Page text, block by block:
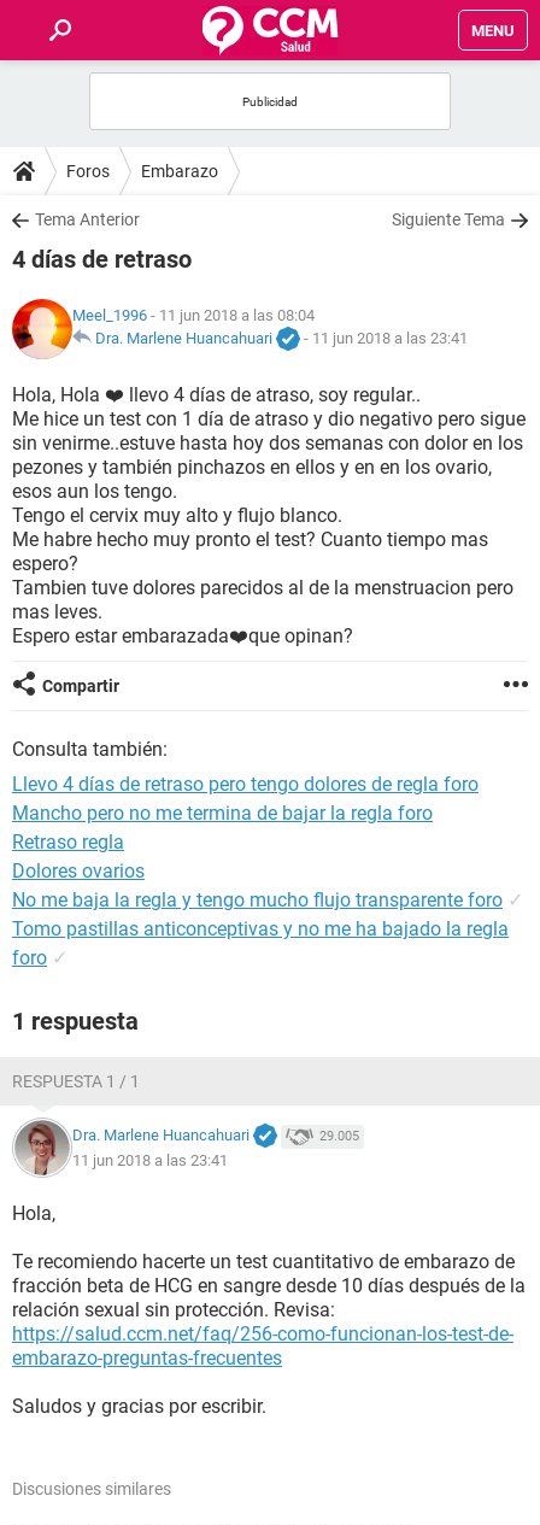
MENU
FOROS
SALUD
NUTRICIÓN
BIENESTAR
SEXUALIDAD
GLOSARIO
Foros Embarazo
Tema Anterior Siguiente Tema
4 días de retraso
Meel_1996 - 11 jun 2018 a las 08:04
Dra. Marlene Huancahuari
- 11 jun 2018 a las 23:41
Hola, Hola ❤️ llevo 4 días de atraso, soy regular..
Me hice un test con 1 día de atraso y dio negativo pero sigue
sin venirme..estuve hasta hoy dos semanas con dolor en los
pezones y también pinchazos en ellos y en en los ovario,
esos aun los tengo.
Tengo el cervix muy alto y flujo blanco.
Me habre hecho muy pronto el test? Cuanto tiempo mas
espero?
Tambien tuve dolores parecidos al de la menstruacion pero
mas leves.
Espero estar embarazada❤️que opinan?
Compartir
Consulta también:
Llevo 4 días de retraso pero tengo dolores de regla foro
Mancho pero no me termina de bajar la regla foro
Retraso regla
Dolores ovarios
No me baja la regla y tengo mucho flujo transparente foro ✓
Tomo pastillas anticonceptivas y no me ha bajado la regla
foro ✓
1 respuesta
RESPUESTA 1 / 1
Dra. Marlene Huancahuari 29.005
11 jun 2018 a las 23:41
Hola,
Te recomiendo hacerte un test cuantitativo de embarazo de
fracción beta de HCG en sangre desde 10 días después de la
relación sexual sin protección. Revisa:
https://salud.ccm.net/faq/256-como-funcionan-los-test-de-
embarazo-preguntas-frecuentes
Saludos y gracias por escribir.
Discusiones similares